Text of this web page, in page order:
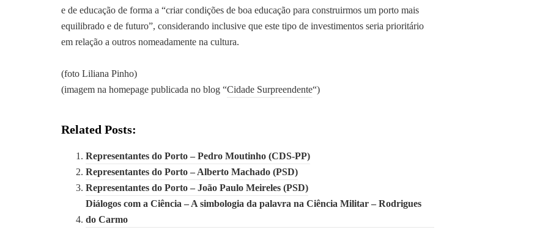
e de educação de forma a “criar condições de boa educação para construirmos um porto mais
equilibrado e de futuro”, considerando inclusive que este tipo de investimentos seria prioritário
em relação a outros nomeadamente na cultura.
(foto Liliana Pinho)
(imagem na homepage publicada no blog “Cidade Surpreendente“)
Related Posts:
Representantes do Porto – Pedro Moutinho (CDS-PP)
Representantes do Porto – Alberto Machado (PSD)
Representantes do Porto – João Paulo Meireles (PSD)
Diálogos com a Ciência – A simbologia da palavra na Ciência Militar – Rodrigues
do Carmo